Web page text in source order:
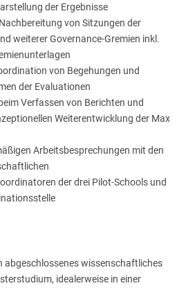
der Ergebnisse
von Sitzungen der
weiterer Governance-Gremien inkl.
von Begehungen und
der Evaluationen
Verfassen von Berichten und
Weiterentwicklung der Max
Arbeitsbesprechungen mit den
der drei Pilot-Schools und
abgeschlossenes wissenschaftliches
idealerweise in einer